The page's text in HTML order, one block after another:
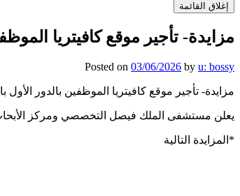
إغلاق القائمة
مزايدة- تأجير موقع كافيتريا
Posted on 03/06/2026 by u: bossy
مزايدة- تأجير موقع كافيتريا الموظفين بالدور
يعلن مستشفى الملك فيصل التخصصي ومركز
*المزايدة التالية